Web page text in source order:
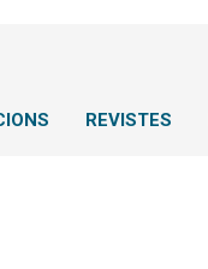
REVISTES